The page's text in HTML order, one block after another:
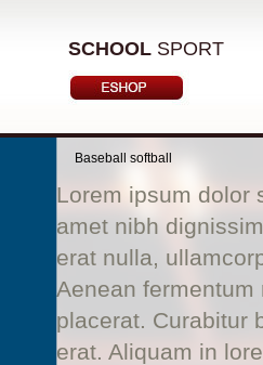
SCHOOL SPORT
Baseball softball
Lorem ipsum dolor
amet nibh
erat nulla,
Aenean
placerat. Curabitur
erat. Aliquam in